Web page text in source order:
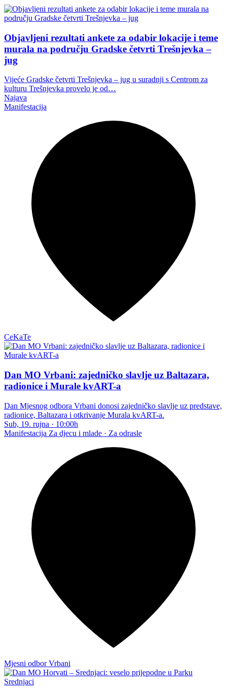
Objavljeni rezultati ankete za odabir lokacije i teme
murala na području Gradske četvrti Trešnjevka –
jug
Vijeće Gradske četvrti Trešnjevka – jug u suradnji s Centrom za
kulturu Trešnjevka provelo je od…
Najava
Manifestacija
CeKaTe
Dan MO Vrbani: zajedničko slavlje uz Baltazara,
radionice i Murale kvART-a
Dan Mjesnog odbora Vrbani donosi zajedničko slavlje uz predstave,
radionice, Baltazara i otkrivanje Murala kvART-a.
Sub, 19. rujna · 10:00h
Manifestacija Za djecu i mlade · Za odrasle
Mjesni odbor Vrbani